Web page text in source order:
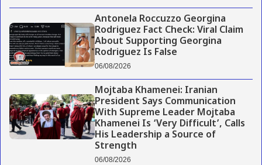
Antonela Roccuzzo Georgina
Rodriguez Fact Check: Viral Claim
About Supporting Georgina
Rodriguez Is False
06/08/2026
Mojtaba Khamenei: Iranian
President Says Communication
With Supreme Leader Mojtaba
Khamenei Is ‘Very Difficult’, Calls
His Leadership a Source of
Strength
06/08/2026